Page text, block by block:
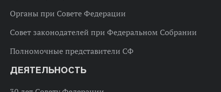
Органы при Совете Федерации
Совет законодателей при Федеральном Собрании
Полномочные представители СФ
ДЕЯТЕЛЬНОСТЬ